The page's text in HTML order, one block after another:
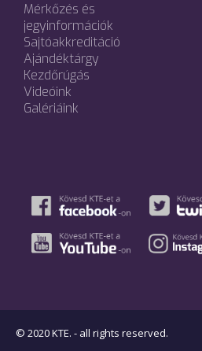
Mérkőzés és
jegyinformációk
Sajtóakkreditáció
Ajándéktárgy
Kezdőrúgás
Videóink
Galériáink
© 2020 KTE. - all rights reserved.